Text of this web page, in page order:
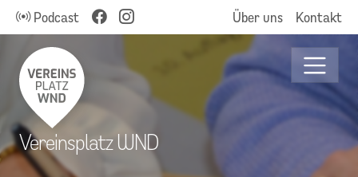
Podcast Über uns Kontakt
Vereinsplatz WND